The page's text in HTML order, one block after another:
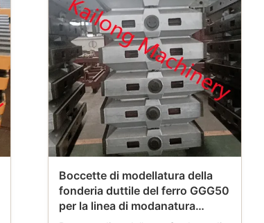
Boccette di modellatura della
fonderia duttile del ferro GGG50
per la linea di modanatura